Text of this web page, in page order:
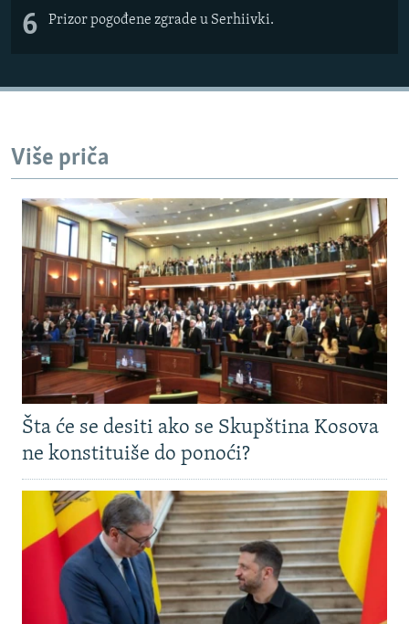
6 Prizor pogođene zgrade u Serhiivki.
Više priča
Šta će se desiti ako se Skupština Kosova
ne konstituiše do ponoći?